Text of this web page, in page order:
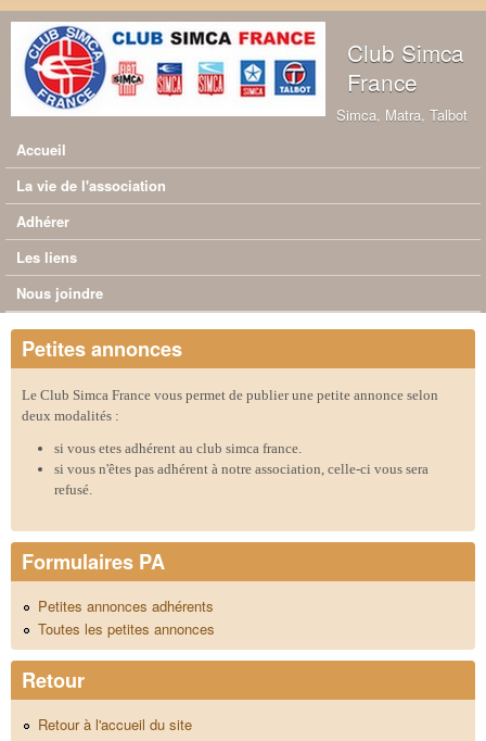
Aller au contenu principal
Club Simca
France
Simca, Matra, Talbot
Menu principal
Accueil
La vie de l'association
Adhérer
Les liens
Nous joindre
Petites annonces
Le Club Simca France vous permet de publier une petite annonce selon
deux modalités :
si vous etes adhérent au club simca france.
si vous n'êtes pas adhérent à notre association, celle-ci vous sera
refusé.
Formulaires PA
Petites annonces adhérents
Toutes les petites annonces
Retour
Retour à l'accueil du site